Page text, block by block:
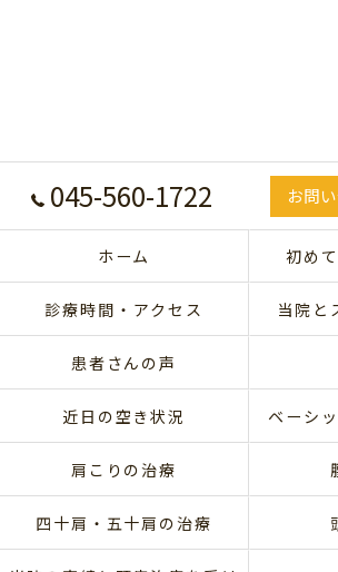
045-560-1722 お問
ホーム 初め
診療時間・アクセス 当院と
患者さんの声
近日の空き状況 ベーシ
肩こりの治療
四十肩・五十肩の治療